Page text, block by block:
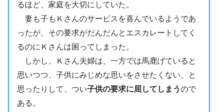
るほど、家庭を大切にしていた。
妻も子もＫさんのサービスを喜んでいるようであ
ったが、その要求がだんだんとエスカレートしてく
るのにＫさんは困ってしまった。
しかし、Ｋさん夫婦は、一方では馬鹿げていると
思いつつ、子供にみじめな思いをさせたくない、と
思ったりして、つい子供の要求に屈してしまうので
ある。